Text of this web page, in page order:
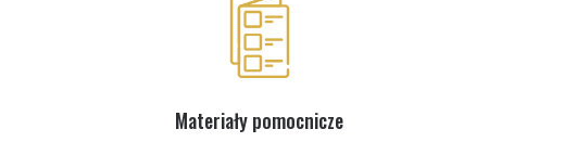
Materiały pomocnicze